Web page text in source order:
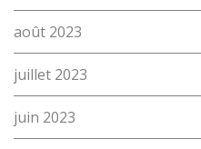
Accès et plan de l’école
Liens utiles
août 2023
juillet 2023
juin 2023